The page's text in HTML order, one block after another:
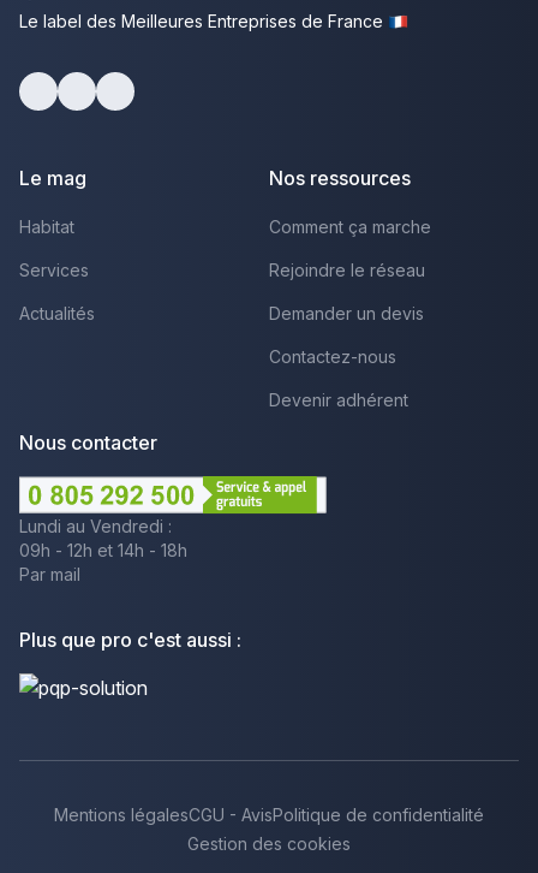
Le label des Meilleures Entreprises de France
Le mag
Habitat
Services
Actualités
Nos ressources
Comment ça marche
Rejoindre le réseau
Demander un devis
Contactez-nous
Devenir adhérent
Nous contacter
Lundi au Vendredi :
09h - 12h et 14h - 18h
Par mail
Plus que pro c'est aussi :
Mentions légalesCGU - AvisPolitique de confidentialité
Gestion des cookies